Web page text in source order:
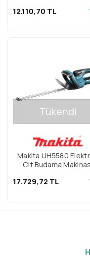
12.110,70 TL
Tükendi
Makita UH5580
Çit Budama
17.729,72 TL